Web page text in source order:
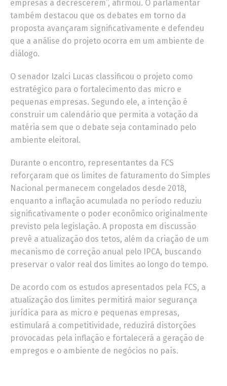
empresas a decrescerem”, afirmou. O parlamentar
também destacou que os debates em torno da
proposta avançaram significativamente e defendeu
que a análise do projeto ocorra em um ambiente de
diálogo.
O senador Izalci Lucas classificou o projeto como
estratégico para o fortalecimento das micro e
pequenas empresas. Segundo ele, a intenção é
construir um calendário que permita a votação da
matéria sem que o debate seja contaminado pelo
ambiente eleitoral.
Durante o encontro, representantes da FCS
reforçaram que os limites de faturamento do Simples
Nacional permanecem congelados desde 2018,
enquanto a inflação acumulada no período reduziu
significativamente o poder econômico originalmente
previsto pela legislação. A proposta em discussão
prevê a atualização dos tetos, além da criação de um
mecanismo de correção anual pelo IPCA, buscando
preservar o valor real dos limites ao longo do tempo.
De acordo com os estudos apresentados pela FCS, a
atualização dos limites permitirá maior segurança
jurídica para as micro e pequenas empresas,
estimulará a competitividade, reduzirá distorções
provocadas pela inflação e fortalecerá a geração de
empregos e o ambiente de negócios no país.